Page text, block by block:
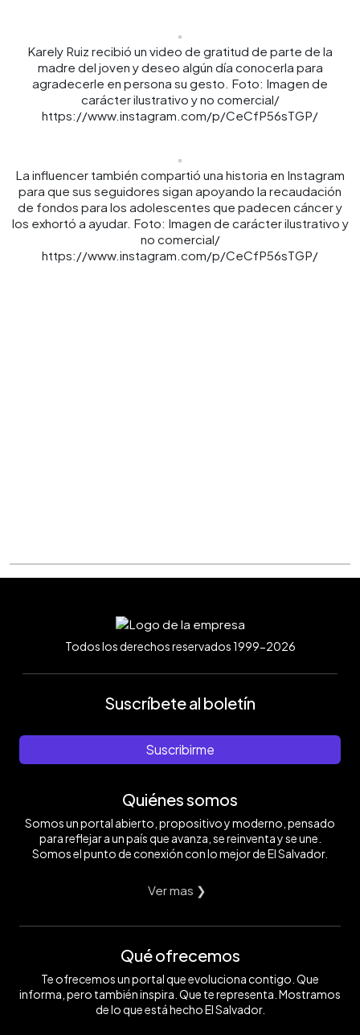
Karely Ruiz recibió un video de gratitud de parte de la
madre del joven y deseo algún día conocerla para
agradecerle en persona su gesto. Foto: Imagen de
carácter ilustrativo y no comercial/
https://www.instagram.com/p/CeCfP56sTGP/
La influencer también compartió una historia en Instagram
para que sus seguidores sigan apoyando la recaudación
de fondos para los adolescentes que padecen cáncer y
los exhortó a ayudar. Foto: Imagen de carácter ilustrativo y
no comercial/
https://www.instagram.com/p/CeCfP56sTGP/
Todos los derechos reservados 1999-2026
Suscríbete al boletín
Suscribirme
Quiénes somos
Somos un portal abierto, propositivo y moderno, pensado
para reflejar a un país que avanza, se reinventa y se une.
Somos el punto de conexión con lo mejor de El Salvador.
Ver mas ❯
Qué ofrecemos
Te ofrecemos un portal que evoluciona contigo. Que
informa, pero también inspira. Que te representa. Mostramos
de lo que está hecho El Salvador.